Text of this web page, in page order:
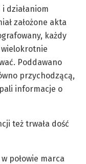
i działaniom
założone akta
każdy
wielokrotnie
Poddawano
przychodzącą,
informacje o
też trwała dość
połowie marca